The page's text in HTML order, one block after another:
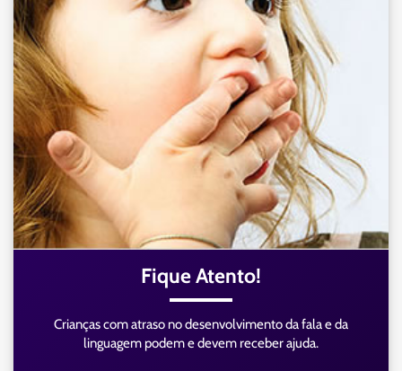
Crianças com atraso no desenvolvimento da fala e da
linguagem podem e devem receber ajuda.
Fique Atento!